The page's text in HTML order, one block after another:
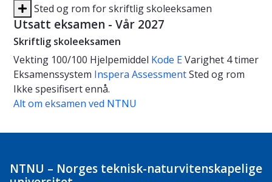
Sted og rom for skriftlig skoleeksamen
Utsatt eksamen - Vår 2027
Skriftlig skoleeksamen
Vekting 100/100 Hjelpemiddel Kode EVarighet 4 timer
Eksamenssystem Inspera AssessmentSted og rom
Ikke spesifisert ennå.
Alt om eksamen ved NTNU
NTNU – Norges teknisk-naturvitenskapelige